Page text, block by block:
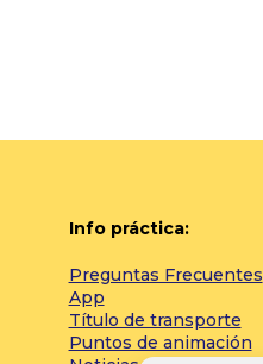
Info práctica:
Preguntas Frecuentes
App
Título de transporte
Puntos de animación